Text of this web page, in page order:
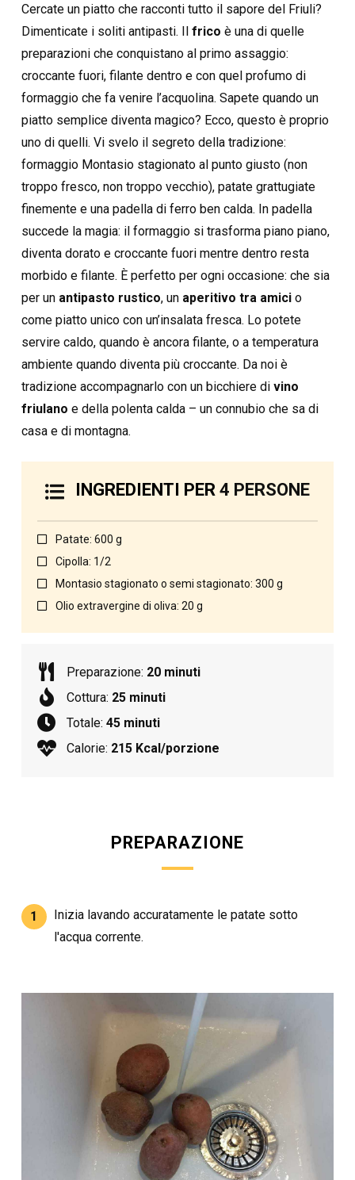
Cercate un piatto che racconti tutto il sapore del Friuli?
Dimenticate i soliti antipasti. Il frico è una di quelle
preparazioni che conquistano al primo assaggio:
croccante fuori, filante dentro e con quel profumo di
formaggio che fa venire l’acquolina. Sapete quando un
piatto semplice diventa magico? Ecco, questo è proprio
uno di quelli. Vi svelo il segreto della tradizione:
formaggio Montasio stagionato al punto giusto (non
troppo fresco, non troppo vecchio), patate grattugiate
finemente e una padella di ferro ben calda. In padella
succede la magia: il formaggio si trasforma piano piano,
diventa dorato e croccante fuori mentre dentro resta
morbido e filante. È perfetto per ogni occasione: che sia
per un antipasto rustico, un aperitivo tra amicio
come piatto unico con un’insalata fresca. Lo potete
servire caldo, quando è ancora filante, o a temperatura
ambiente quando diventa più croccante. Da noi è
tradizione accompagnarlo con un bicchiere di vino
friulano e della polenta calda – un connubio che sa di
casa e di montagna.
INGREDIENTI PER4 PERSONE
Patate: 600 g
Cipolla: 1/2
Montasio stagionato o semi stagionato: 300 g
Olio extravergine di oliva: 20 g
Preparazione: 20 minuti
Cottura: 25 minuti
Totale:45 minuti
Calorie: 215 Kcal/porzione
PREPARAZIONE
1
Inizia lavando accuratamente le patate sotto
l'acqua corrente.